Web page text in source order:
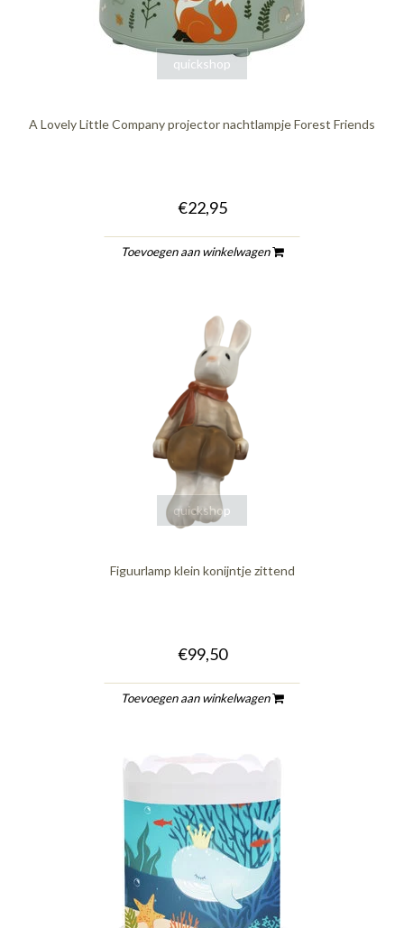
quickshop
A Lovely Little Company projector nachtlampje Forest Friends
€22,95
Toevoegen aan winkelwagen
quickshop
Figuurlamp klein konijntje zittend
€99,50
Toevoegen aan winkelwagen